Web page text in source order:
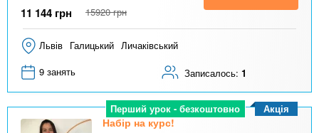
11 144 грн 15920 грн
Львів Галицький Личаківський
9 занять
Записалось: 1
Перший урок - безкоштовно
Набір на курс!
Акція